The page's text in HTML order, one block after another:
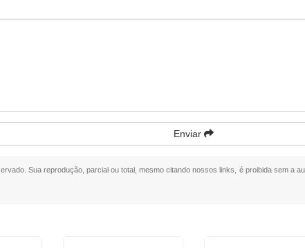
Enviar
Sua reprodução, parcial ou total, mesmo citando nossos links, é proibida sem a